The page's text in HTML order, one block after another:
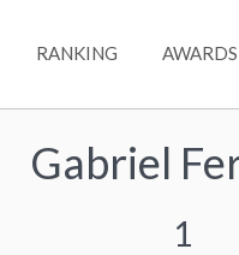
RANKING AWARDS
Gabriel
1